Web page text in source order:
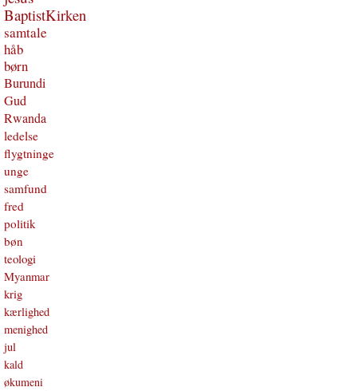
BaptistKirken
samtale
håb
børn
Burundi
Gud
Rwanda
ledelse
flygtninge
unge
samfund
fred
politik
bøn
teologi
Myanmar
krig
kærlighed
menighed
jul
kald
økumeni